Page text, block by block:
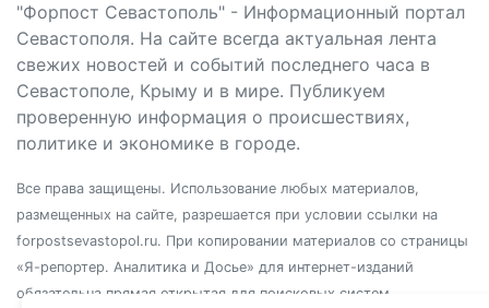
"Форпост Севастополь" - Информационный портал
Севастополя. На сайте всегда актуальная лента
свежих новостей и событий последнего часа в
Севастополе, Крыму и в мире. Публикуем
проверенную информация о происшествиях,
политике и экономике в городе.
Все права защищены. Использование любых материалов,
размещенных на сайте, разрешается при условии ссылки на
forpostsevastopol.ru. При копировании материалов со страницы
«Я-репортер. Аналитика и Досье» для интернет-изданий
обязательна прямая открытая для поисковых систем